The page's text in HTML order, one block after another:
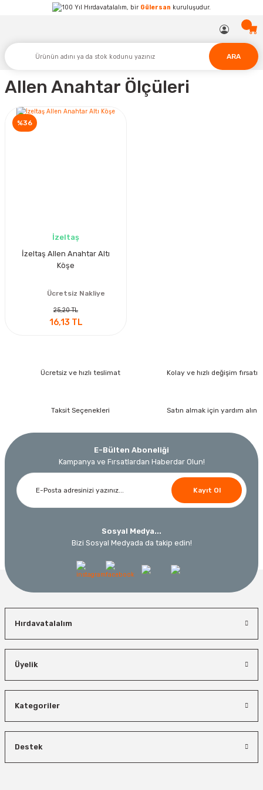
Hırdavatalalım, bir Gülersan kuruluşudur.
ARA
Allen Anahtar Ölçüleri
%36
İzeltaş
İzeltaş Allen Anahtar Altı
Köşe
Ücretsiz Nakliye
25,20 TL
16,13 TL
Ücretsiz ve hızlı teslimat Kolay ve hızlı değişim fırsatı
Taksit Seçenekleri Satın almak için yardım alın
E-Bülten Aboneliği
Kampanya ve Fırsatlardan Haberdar Olun!
Kayıt Ol
Sosyal Medya...
Bizi Sosyal Medyada da takip edin!
Hırdavatalalım
Üyelik
Kategoriler
Destek